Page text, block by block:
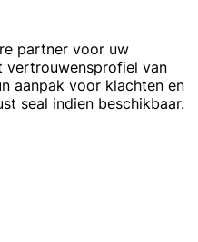
partner voor uw
vertrouwensprofiel van
aanpak voor klachten en
seal indien beschikbaar.